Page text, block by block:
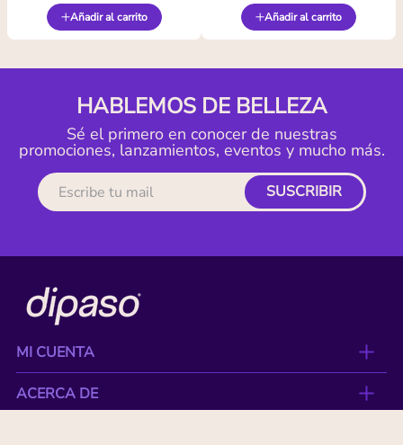
Añadir al carrito Añadir al carrito
HABLEMOS DE BELLEZA
Sé el primero en conocer de nuestras
promociones, lanzamientos, eventos y mucho más.
SUSCRIBIR
MI CUENTA
ACERCA DE